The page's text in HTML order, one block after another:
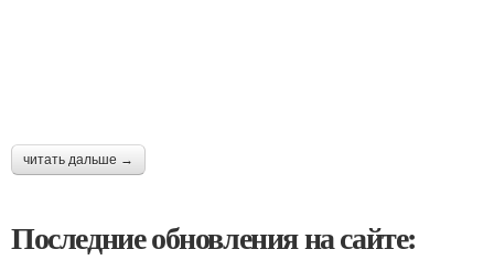
читать дальше →
Последние обновления на сайте: